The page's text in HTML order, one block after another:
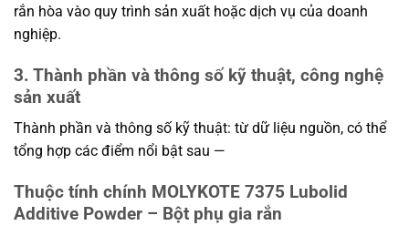
rắn hòa vào quy trình sản xuất hoặc dịch vụ của doanh
nghiệp.
3. Thành phần và thông số kỹ thuật, công nghệ
sản xuất
Thành phần và thông số kỹ thuật: từ dữ liệu nguồn, có thể
tổng hợp các điểm nổi bật sau —
Thuộc tính chính MOLYKOTE 7375 Lubolid
Additive Powder – Bột phụ gia rắn